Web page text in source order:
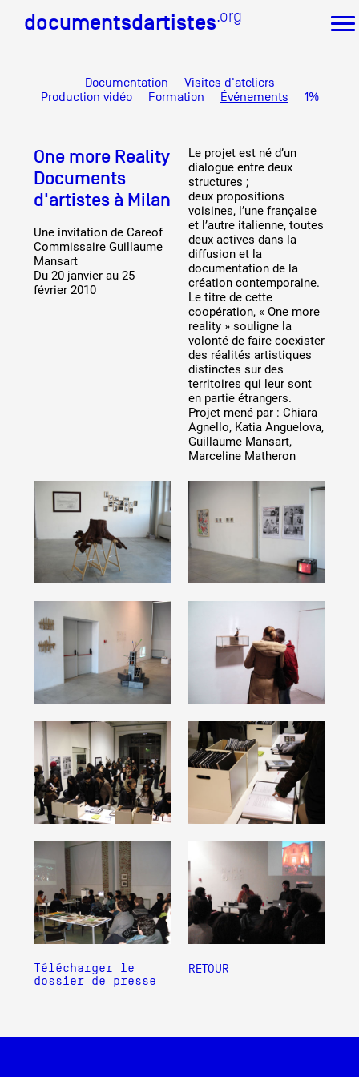
documentsdartistes.org
documentsdartistes.org
Documents d'artistes PACA
Partenaires
Crédits
Actions
Documentation
Visites d'ateliers
Production vidéo
Formation
Événements
1% œuvres dans l'espace public
Réseau documents d'artistes
Contact
Documentation
Visites d'ateliers
Production vidéo
Formation Événements 1%
One more Reality
Documents
d'artistes à Milan
Une invitation de Careof
Commissaire Guillaume
Mansart
Du 20 janvier au 25
février 2010
Le projet est né d’un
dialogue entre deux
structures ;
deux propositions
voisines, l’une française
et l’autre italienne, toutes
deux actives dans la
diffusion et la
documentation de la
création contemporaine.
Le titre de cette
coopération, « One more
reality » souligne la
volonté de faire coexister
des réalités artistiques
distinctes sur des
territoires qui leur sont
en partie étrangers.
Projet mené par : Chiara
Agnello, Katia Anguelova,
Guillaume Mansart,
Marceline Matheron
Télécharger le
dossier de presse
RETOUR